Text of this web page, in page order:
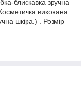
блискавка зручна
виконана
шкіра.) . Розмір